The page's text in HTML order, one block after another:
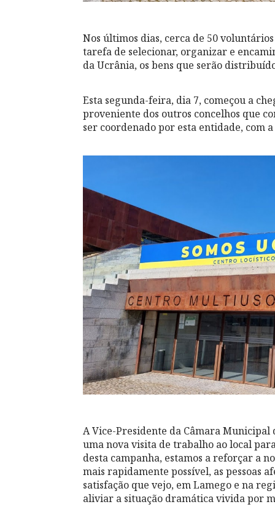
Nos últimos dias, cerca de 50
tarefa de selecionar, organizar e
da Ucrânia, os bens que serão
Esta segunda-feira, dia 7, começou a
proveniente dos outros concelhos que
ser coordenado por esta entidade, com
A Vice-Presidente da Câmara
uma nova visita de trabalho ao local
desta campanha, estamos a reforçar a
mais rapidamente possível, as pessoas
satisfação que vejo, em Lamego e na
aliviar a situação dramática vivida por